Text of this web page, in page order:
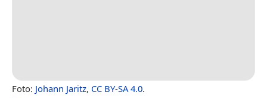
Foto: Johann Jaritz, CC BY-SA 4.0.